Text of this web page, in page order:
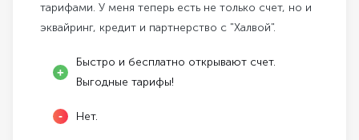
тарифами. У меня теперь есть не только счет, но и
эквайринг, кредит и партнерство с "Халвой".
Быстро и бесплатно открывают счет.
Выгодные тарифы!
Нет.